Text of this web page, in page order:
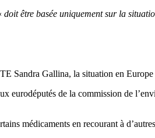
doit être basée uniquement sur la
Sandra Gallina, la situation en
eurodéputés de la commission de
médicaments en recourant à